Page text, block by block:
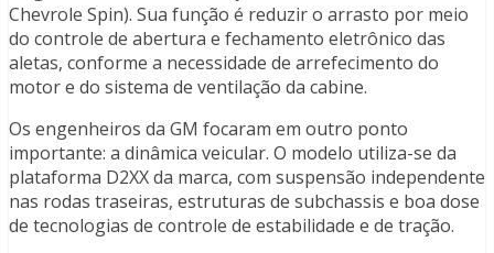
Chevrole Spin). Sua função é reduzir o arrasto por meio
do controle de abertura e fechamento eletrônico das
aletas, conforme a necessidade de arrefecimento do
motor e do sistema de ventilação da cabine.
Os engenheiros da GM focaram em outro ponto
importante: a dinâmica veicular. O modelo utiliza-se da
plataforma D2XX da marca, com suspensão independente
nas rodas traseiras, estruturas de subchassis e boa dose
de tecnologias de controle de estabilidade e de tração.